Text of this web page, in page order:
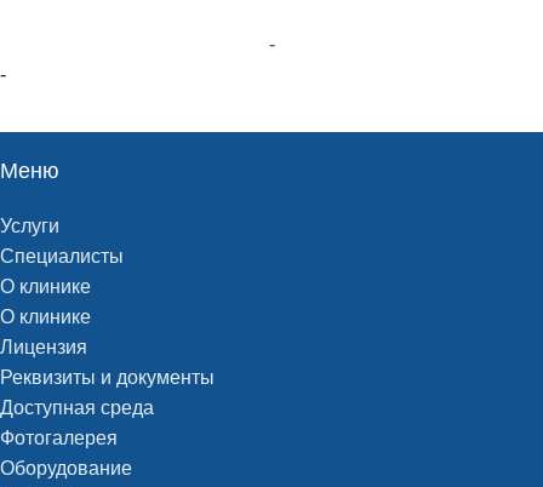
-
-
Меню
Услуги
Специалисты
О клинике
О клинике
Лицензия
Реквизиты и документы
Доступная среда
Фотогалерея
Оборудование